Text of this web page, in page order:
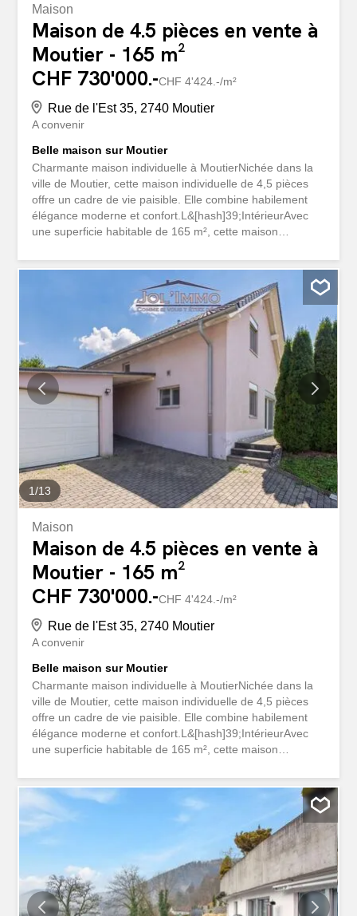
Maison
Maison de 4.5 pièces en vente à
Moutier - 165 m²
CHF 730'000.-CHF 4'424.-/m²
Rue de l'Est 35, 2740 Moutier
A convenir
Belle maison sur Moutier
Charmante maison individuelle à MoutierNichée dans la
ville de Moutier, cette maison individuelle de 4,5 pièces
offre un cadre de vie paisible. Elle combine habilement
élégance moderne et confort.L&[hash]39;IntérieurAvec
une superficie habitable de 165 m², cette maison
chaleureux et accueillant. Le rez-de-chaussée présente
une buanderie, un toilette séparé, une chambre, un
salon-séjour ouvert sur la cuisine moderne avec des
équipements de qualité.La maison dispose d&
[hash]39;une salle de bain avec douche et baignoire,
conçues pour le bien-être et le confort des habitants. La
maison comprends également 3 chambres dont une avec
dressing. Extérieur et VuesLa maison est construite sur
un terrain de 678 m² avec un jardin verdoyant qui invite à
la relaxation et au ressourcement. L&[hash]39;un des
atouts majeurs de cette propriété est sa vue imprenable
sur les paysages montagneux environnants.La...
1/13
Maison
Maison de 4.5 pièces en vente à
Moutier - 165 m²
CHF 730'000.-CHF 4'424.-/m²
Rue de l'Est 35, 2740 Moutier
A convenir
Belle maison sur Moutier
Charmante maison individuelle à MoutierNichée dans la
ville de Moutier, cette maison individuelle de 4,5 pièces
offre un cadre de vie paisible. Elle combine habilement
élégance moderne et confort.L&[hash]39;IntérieurAvec
une superficie habitable de 165 m², cette maison
chaleureux et accueillant. Le rez-de-chaussée présente
une buanderie, un toilette séparé, une chambre, un
salon-séjour ouvert sur la cuisine moderne avec des
équipements de qualité.La maison dispose d&
[hash]39;une salle de bain avec douche et baignoire,
conçues pour le bien-être et le confort des habitants. La
maison comprends également 3 chambres dont une avec
dressing. Extérieur et VuesLa maison est construite sur
un terrain de 678 m² avec un jardin verdoyant qui invite à